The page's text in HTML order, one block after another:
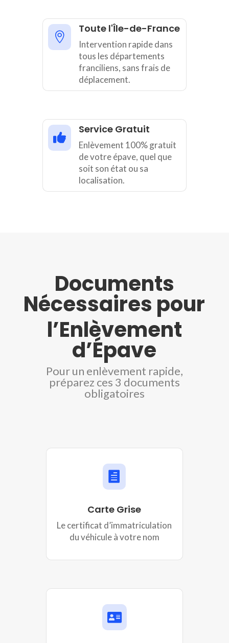

Toute l'Île-de-France
Intervention rapide dans
tous les départements
franciliens, sans frais de
déplacement.

Service Gratuit
Enlèvement 100% gratuit
de votre épave, quel que
soit son état ou sa
localisation.
Documents
Nécessaires pour
l’Enlèvement
d’Épave
Pour un enlèvement rapide,
préparez ces 3 documents
obligatoires

Carte Grise
Le certificat d’immatriculation
du véhicule à votre nom
